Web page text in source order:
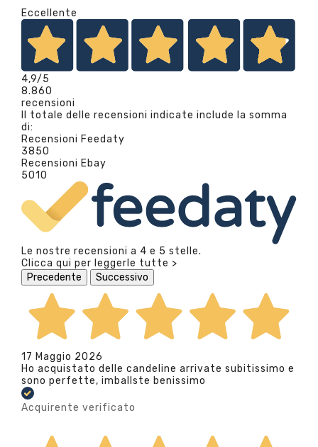
Eccellente
4,9/5
8.860
recensioni
Il totale delle recensioni indicate include la somma
di:
Recensioni Feedaty
3850
Recensioni Ebay
5010
Le nostre recensioni a 4 e 5 stelle.
Clicca qui per leggerle tutte >
Precedente
Successivo
17 Maggio 2026
Ho acquistato delle candeline arrivate subitissimo e
sono perfette, imballste benissimo
Acquirente verificato